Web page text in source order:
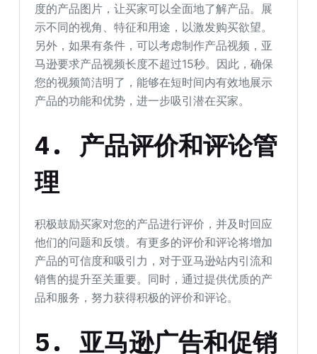
度的产品图片，让买家可以全面地了解产品。展
示不同的视角、特征和用途，以激发购买欲望。
另外，如果有条件，可以考虑制作产品视频，亚
马逊要求产品视频长度不超过15秒。因此，确保
您的视频简洁明了，能够在短时间内有效地展示
产品的功能和优势，进一步吸引潜在买家。
4. 产品评价和评论管
理
积极鼓励买家对您的产品进行评价，并及时回应
他们的问题和反馈。有更多的评价和评论将增加
产品的可信度和吸引力，对于亚马逊站内引流和
销售的提升至关重要。同时，通过提供优质的产
品和服务，努力获得积极的评价和评论。
5.亚马逊广告和促销